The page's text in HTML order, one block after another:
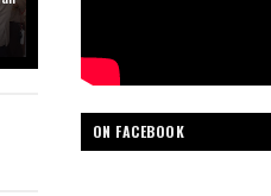
ON FACEBOOK